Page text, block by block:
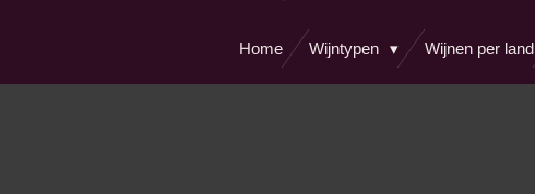
Home Wijntypen Wijnen per land